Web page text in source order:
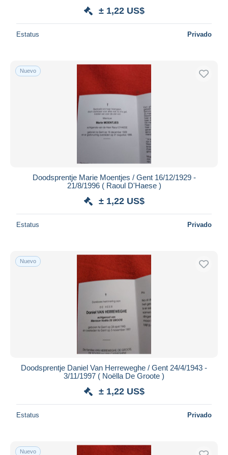
± 1,22 US$
Estatus Privado
Nuevo
Doodsprentje Marie Moentjes / Gent 16/12/1929 -
21/8/1996 ( Raoul D'Haese )
± 1,22 US$
Estatus Privado
Nuevo
Doodsprentje Daniel Van Herreweghe / Gent 24/4/1943 -
3/11/1997 ( Noëlla De Groote )
± 1,22 US$
Estatus Privado
Nuevo